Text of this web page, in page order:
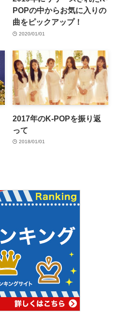
POPの中からお気に入りの
曲をピックアップ！
2020/01/01
2017年のK-POPを振り返
って
2018/01/01